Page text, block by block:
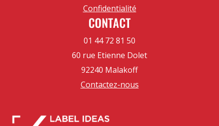
Confidentialité
CONTACT
01 44 72 81 50
60 rue Etienne Dolet
92240 Malakoff
Contactez-nous